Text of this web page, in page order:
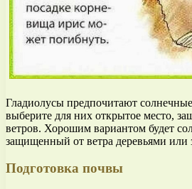
Гладиолусы предпочитают
выберите для них открытое место,
ветров. Хорошим вариантом будет
защищенный от ветра деревьями или
Подготовка почвы